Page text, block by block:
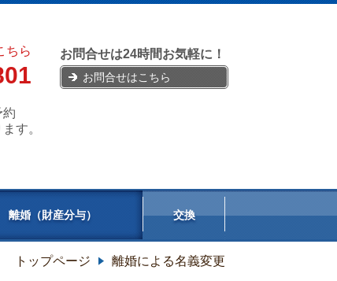
ちら
約
す。
お問合せは24時間お気軽に！
お問合せはこちら
離婚（財産分与） 交換
トップページ 離婚による名義変更